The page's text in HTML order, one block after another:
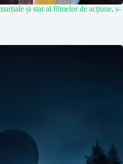
și star al filmelor de acțiune, s-